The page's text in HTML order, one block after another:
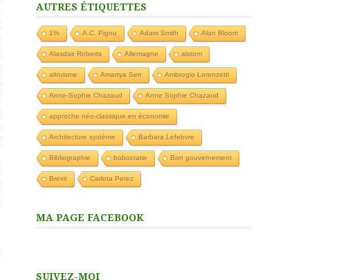
AUTRES ÉTIQUETTES
1% A.C. Pigou Adam Smith Alan Bloom
Alasdair Roberts Allemagne alstom
altruisme Amartya Sen Ambrogio Lorenzetti
Anne-Sophie Chazaud Anne Sophie Chazaud
approche néo-classique en économie
Architecture système Barbara Lefebvre
Bibliographie bobocratie Bon gouvernement
Brexit Carlota Perez
MA PAGE FACEBOOK
SUIVEZ-MOI